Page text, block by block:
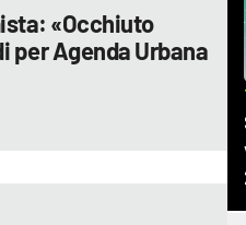
«Occhiuto
per Agenda Urbana